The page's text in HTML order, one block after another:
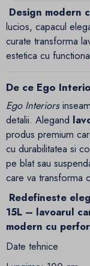
Design modern
lucios, capacul
curate transforma
estetica cu
De ce Ego
Ego Interiors
detalii. Alegand
produs premium
cu durabilitatea si
pe blat sau
care va transforma
Redefineste
15L – lavoarul
modern cu
Date tehnice